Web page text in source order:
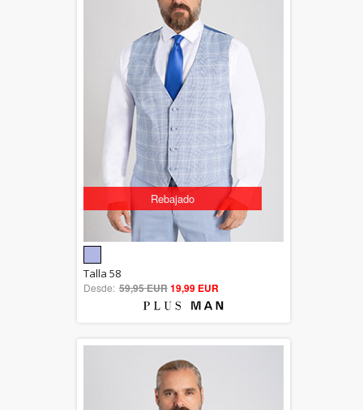
Rebajado
out of 5
Talla 58
Desde: 59,95 EUR19,99 EUR